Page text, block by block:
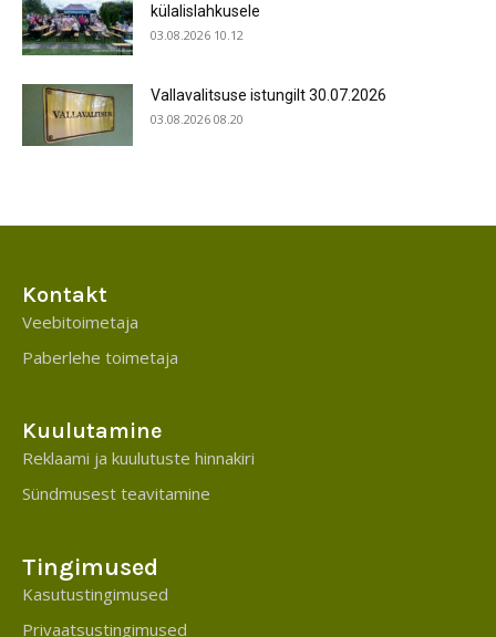
külalislahkusele
03.08.2026 10.12
Vallavalitsuse istungilt 30.07.2026
03.08.2026 08.20
Kontakt
Veebitoimetaja
Paberlehe toimetaja
Kuulutamine
Reklaami ja kuulutuste hinnakiri
Sündmusest teavitamine
Tingimused
Kasutustingimused
Privaatsustingimused